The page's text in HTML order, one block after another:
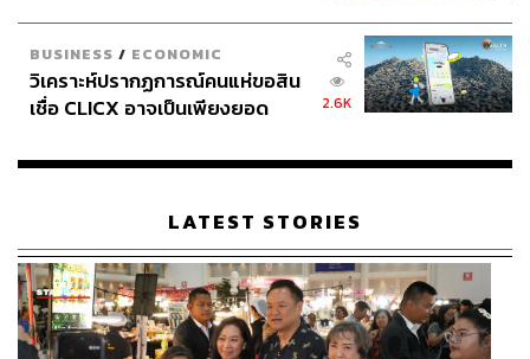
BUSINESS / ECONOMIC
วิเคราะห์ปรากฏการณ์คนแห่ขอสิน
เชื่อ CLICX อาจเป็นเพียงยอด
เรือนไทยที่ถูกซุกไว้
2.6K
LATEST STORIES